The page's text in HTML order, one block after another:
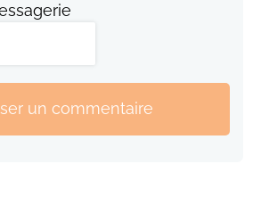
un commentaire